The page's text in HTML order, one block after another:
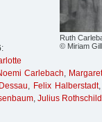
Ruth
© Miriam
:
Carlebach,
, Felix Halberstadt
, Julius Rothschild